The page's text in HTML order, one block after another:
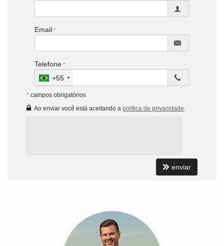
Email
Telefone
+55
* campos obrigatórios
Ao enviar você está aceitando a política de privacidade
enviar